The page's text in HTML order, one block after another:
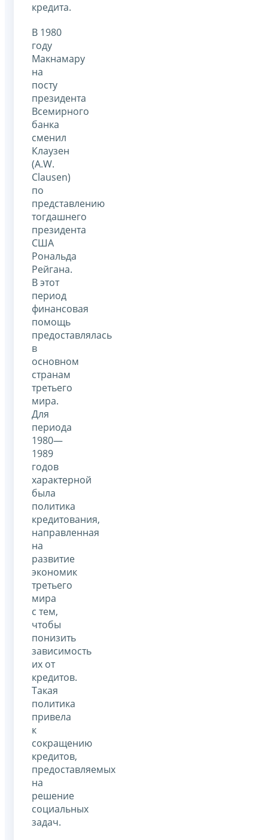
кредита.
В 1980
году
Макнамару
на
посту
президента
Всемирного
банка
сменил
Клаузен
(A.W.
Clausen)
по
представлению
тогдашнего
президента
США
Рональда
Рейгана.
В этот
период
финансовая
помощь
предоставлялась
в
основном
странам
третьего
мира.
Для
периода
1980—
1989
годов
характерной
была
политика
кредитования,
направленная
на
развитие
экономик
третьего
мира
с тем,
чтобы
понизить
зависимость
их от
кредитов.
Такая
политика
привела
к
сокращению
кредитов,
предоставляемых
на
решение
социальных
задач.